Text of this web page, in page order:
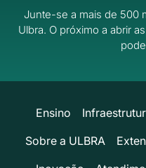
Junte-se a mais de 500
Ulbra. O próximo a abrir
Ensino
Sobre a ULBRA